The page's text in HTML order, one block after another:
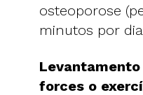
osteoporose
minutos por
forces o